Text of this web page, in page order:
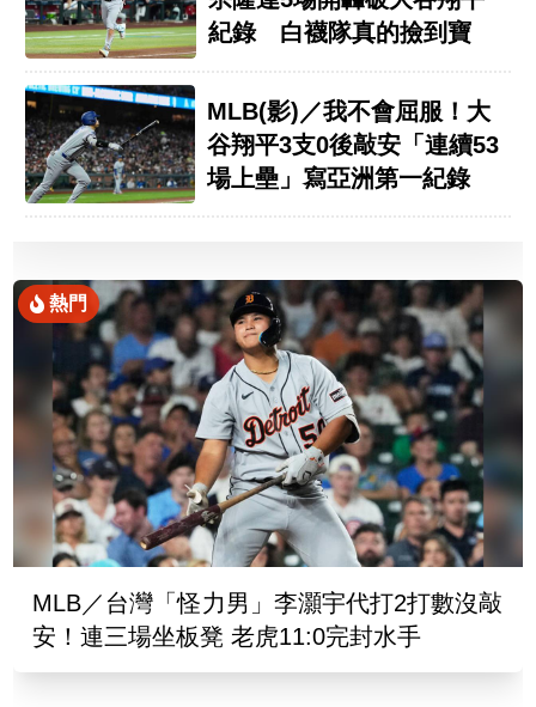
紀錄 白襪隊真的撿到寶
MLB(影)／我不會屈服！大
谷翔平3支0後敲安「連續53
場上壘」寫亞洲第一紀錄
熱門
MLB／台灣「怪力男」李灝宇代打2打數沒敲
安！連三場坐板凳 老虎11:0完封水手